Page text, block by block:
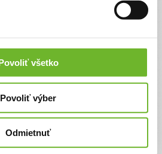
všetko
Povoliť výber
Odmietnuť
bojuje s detskou mozgovou
mnohým operáciám, rokom